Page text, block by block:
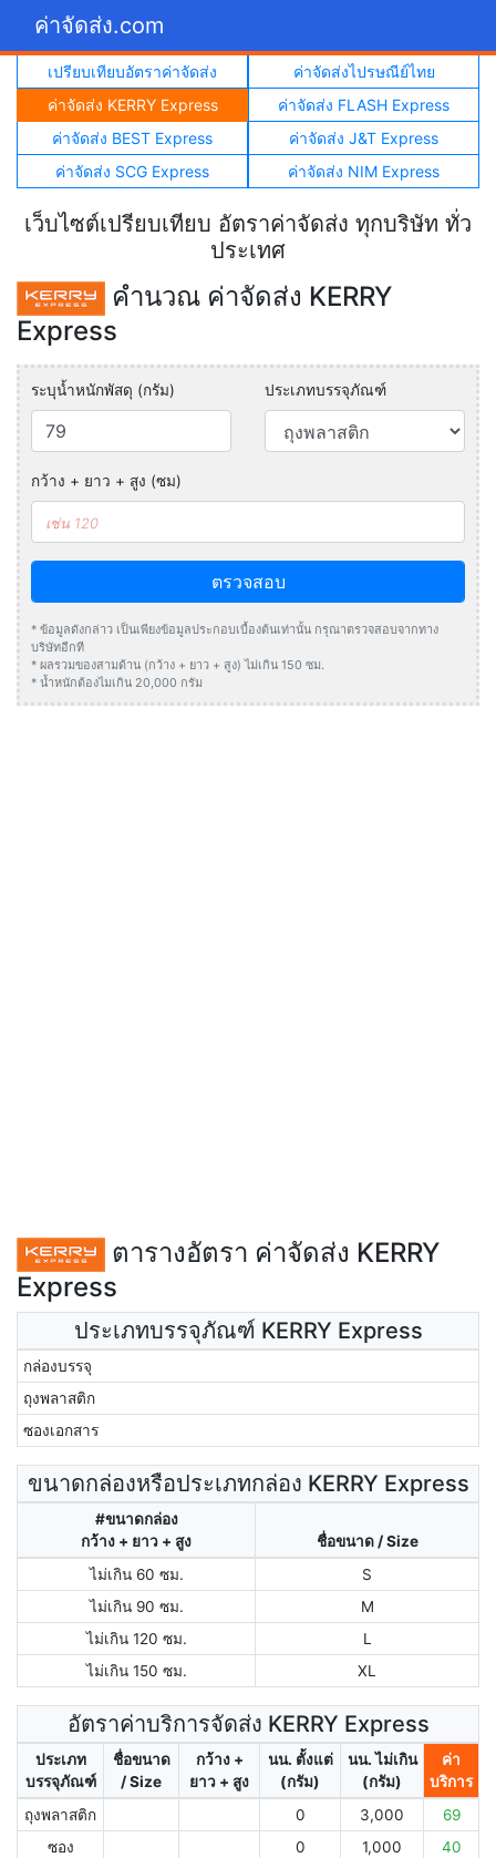
ค่าจัดส่ง.com
เปรียบเทียบอัตราค่าจัดส่ง
ค่าจัดส่งไปรษณีย์ไทย
ค่าจัดส่ง KERRY Express
ค่าจัดส่ง FLASH Express
ค่าจัดส่ง BEST Express
ค่าจัดส่ง J&T Express
ค่าจัดส่ง SCG Express
ค่าจัดส่ง NIM Express
เว็บไซต์เปรียบเทียบ อัตราค่าจัดส่ง ทุกบริษัท ทั่ว
ประเทศ
คำนวณ ค่าจัดส่ง KERRY
Express
ระบุน้ำหนักพัสดุ (กรัม) ประเภทบรรจุภัณฑ์
กว้าง + ยาว + สูง (ซม)
ตรวจสอบ
* ข้อมูลดังกล่าว เป็นเพียงข้อมูลประกอบเบื้องต้นเท่านั้น กรุณาตรวจสอบจากทาง
บริษัทอีกที
* ผลรวมของสามด้าน (กว้าง + ยาว + สูง) ไม่เกิน 150 ซม.
* น้ำหนักต้องไมเกิน 20,000 กรัม
ตารางอัตรา ค่าจัดส่ง KERRY
Express
ประเภทบรรจุภัณฑ์ KERRY Express
กล่องบรรจุ
ถุงพลาสติก
ซองเอกสาร
ขนาดกล่องหรือประเภทกล่อง KERRY Express
#ขนาดกล่อง
กว้าง + ยาว + สูง
ชื่อขนาด / Size
ไม่เกิน 60 ซม.
S
ไม่เกิน 90 ซม.
M
ไม่เกิน 120 ซม.
L
ไม่เกิน 150 ซม.
XL
อัตราค่าบริการจัดส่ง KERRY Express
ประเภท
บรรจุภัณฑ์
ชื่อขนาด
/ Size
กว้าง +
ยาว + สูง
นน. ตั้งแต่
(กรัม)
นน. ไม่เกิน
(กรัม)
ค่า
บริการ
ถุงพลาสติก
0 3,000
69
ซอง
0 1,000 40